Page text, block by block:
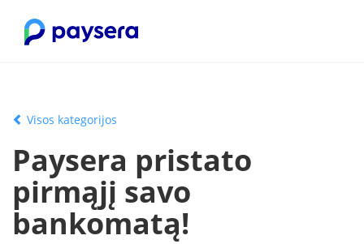
Visos kategorijos
Paysera pristato
pirmąjį savo
bankomatą!